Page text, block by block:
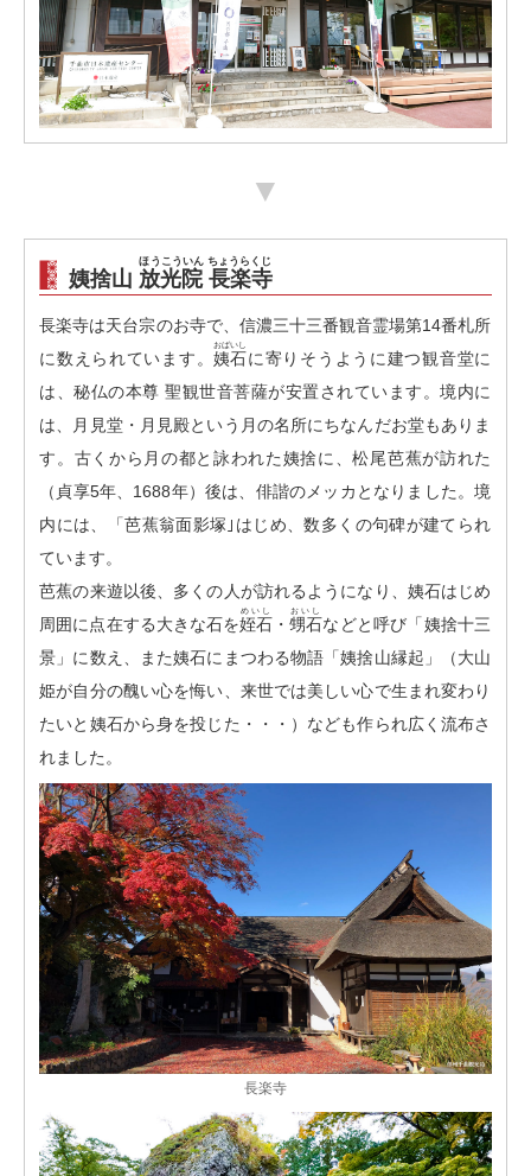
▼
姨捨山 放光院 長楽寺
ほうこういん ちょうらくじ
長楽寺は天台宗のお寺で、信濃三十三番観音霊場第14番札所
に数えられています。姨石
おばいし
に寄りそうように建つ観音堂に
は、秘仏の本尊 聖観世音菩薩が安置されています。境内に
は、月見堂・月見殿という月の名所にちなんだお堂もありま
す。古くから月の都と詠われた姨捨に、松尾芭蕉が訪れた
（貞享5年、1688年）後は、俳諧のメッカとなりました。境
内には、「芭蕉翁面影塚｣はじめ、数多くの句碑が建てられ
ています。
芭蕉の来遊以後、多くの人が訪れるようになり、姨石はじめ
周囲に点在する大きな石を姪石
めいし
・甥石
おいし
などと呼び「姨捨十三
景」に数え、また姨石にまつわる物語「姨捨山縁起」（大山
姫が自分の醜い心を悔い、来世では美しい心で生まれ変わり
たいと姨石から身を投じた・・・）なども作られ広く流布さ
れました。
長楽寺